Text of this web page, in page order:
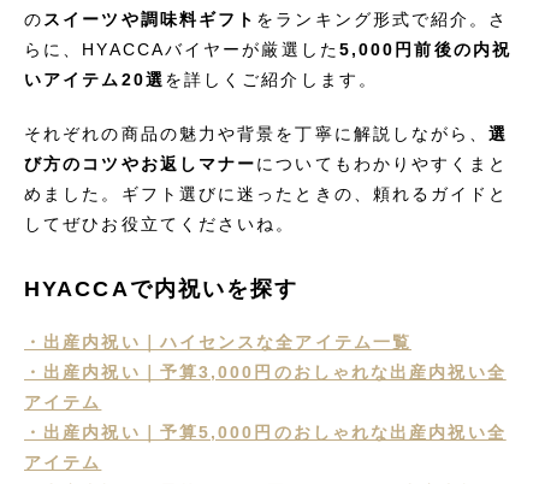
の スイーツや調味料ギフト をランキング形式で紹介。さ
らに、HYACCAバイヤーが厳選した5,000円前後の内祝
いアイテム20選を詳しくご紹介します。
それぞれの商品の魅力や背景を丁寧に解説しながら、選
び方のコツやお返しマナーについてもわかりやすくまと
めました。ギフト選びに迷ったときの、頼れるガイドと
してぜひお役立てくださいね。
HYACCAで内祝いを探す
・出産内祝い｜ハイセンスな全アイテム一覧
・出産内祝い｜予算3,000円のおしゃれな出産内祝い全
アイテム
・出産内祝い｜予算5,000円のおしゃれな出産内祝い全
アイテム